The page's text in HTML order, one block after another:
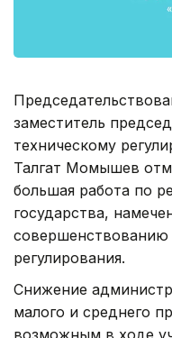
заместитель
техническому
Талгат Момышев
большая работа по
государства,
совершенствованию
регулирования.
Снижение
малого и среднего
возможным в ходе